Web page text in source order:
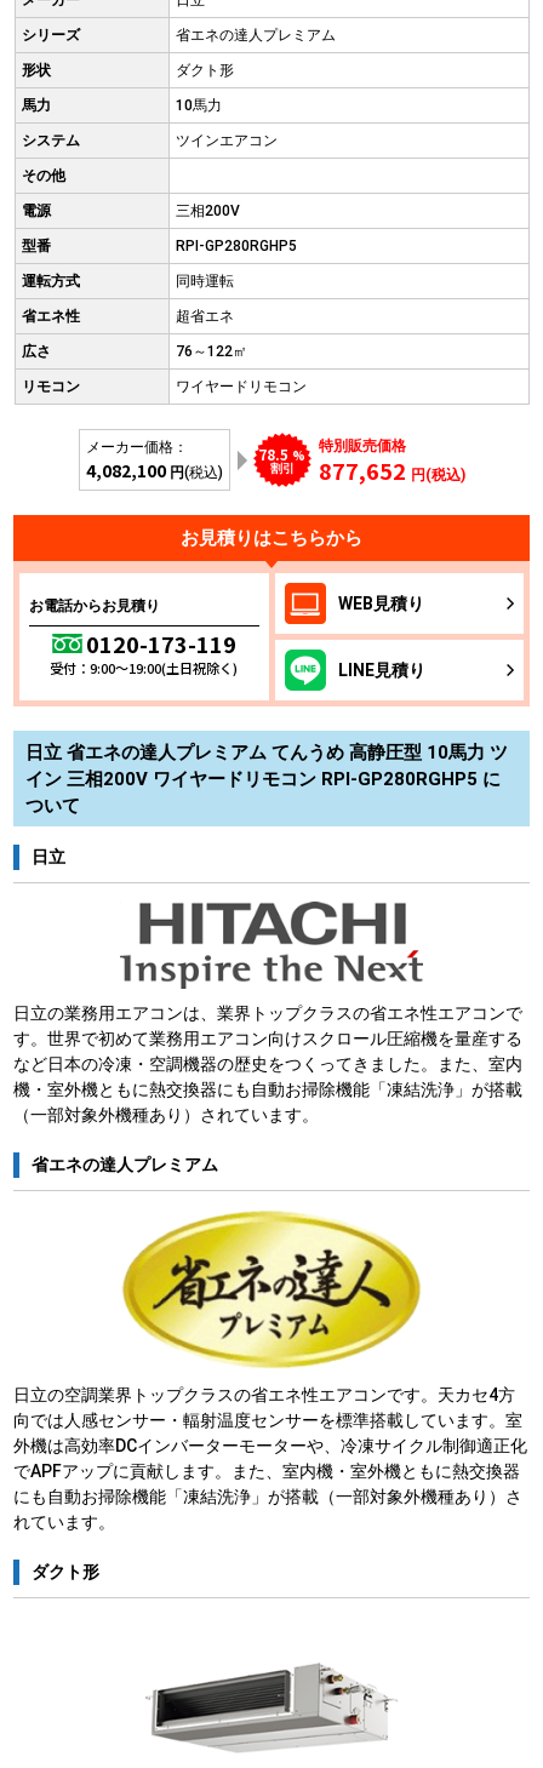
シリーズ 省エネの達人プレミアム
形状 ダクト形
馬力 10馬力
システム ツインエアコン
その他
電源 三相200V
型番 RPI-GP280RGHP5
運転方式 同時運転
省エネ性 超省エネ
広さ 76～122㎡
リモコン ワイヤードリモコン
メーカー価格：
4,082,100 円(税込)
78.5 %
割引
特別販売価格
877,652 円(税込)
お見積りはこちらから
お電話からお見積り
0120-173-119
受付：9:00～19:00(土日祝除く)
WEB 見積り
LINE見積り
日立 省エネの達人プレミアム てんうめ 高静圧型 10馬力 ツ
イン 三相200V ワイヤードリモコン RPI-GP280RGHP5 に
ついて
日立
日立の業務用エアコンは、業界トップクラスの省エネ性エアコンで
す。世界で初めて業務用エアコン向けスクロール圧縮機を量産する
など日本の冷凍・空調機器の歴史をつくってきました。また、室内
機・室外機ともに熱交換器にも自動お掃除機能「凍結洗浄」が搭載
（一部対象外機種あり）されています。
省エネの達人プレミアム
日立の空調業界トップクラスの省エネ性エアコンです。天カセ4方
向では人感センサー・輻射温度センサーを標準搭載しています。室
外機は高効率DCインバーターモーターや、冷凍サイクル制御適正化
でAPFアップに貢献します。また、室内機・室外機ともに熱交換器
にも自動お掃除機能「凍結洗浄」が搭載（一部対象外機種あり）さ
れています。
ダクト形